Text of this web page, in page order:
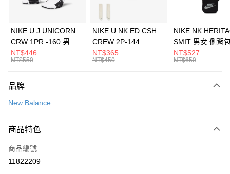
上海商業儲蓄銀行
元大商業銀行
台灣樂天信用卡公司
Apple Pay
全盈+PAY
AFTEE先享後付
【關於「AFTEE先享後付」】
便利好安心！
３．安心：先確認商品／服務後，再付款。
【「AFTEE先享後付」結帳流程】
１．於結帳方式選擇「AFTEE先享後付」後，將跳轉至「AFTEE先享後付」
運送方式
每筆NT$100，滿NT$1,500(含以上)免運費
宅配
每筆NT$100，滿NT$1,500(含以上)免運費
NIKE U J UNICORN
CRW 1PR -160 男女
中統襪 FZ3393100
NT$446
NT$550
NIKE U NK ED CSH
CREW 2P-144
EMBRDY 男女 短統襪
FZ3073133
NT$365
NT$450
NIKE NK
SMIT 男女 側背
BA5871010
NT$527
NT$650
品牌
New Balance
商品特色
商品編號
11822209